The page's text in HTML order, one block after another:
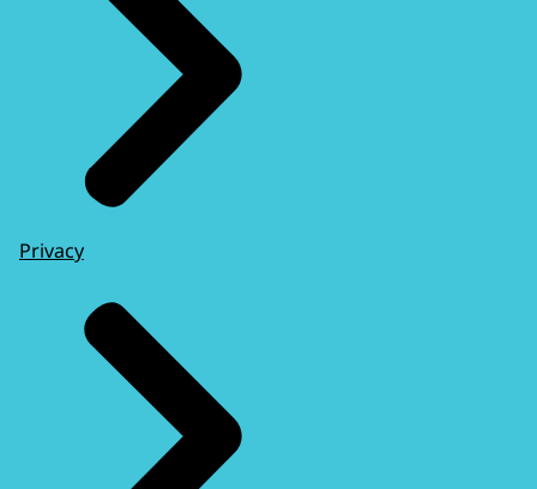
Privacy